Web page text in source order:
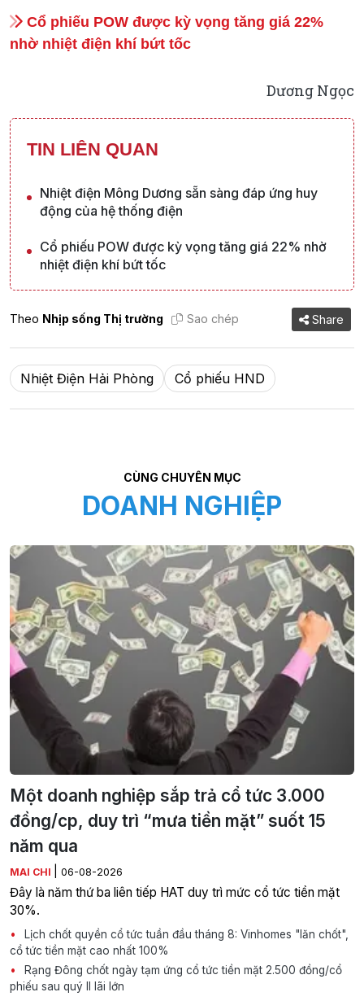
Cổ phiếu POW được kỳ vọng tăng giá 22%
nhờ nhiệt điện khí bứt tốc
Dương Ngọc
TIN LIÊN QUAN
Nhiệt điện Mông Dương sẵn sàng đáp ứng huy
động của hệ thống điện
Cổ phiếu POW được kỳ vọng tăng giá 22% nhờ
nhiệt điện khí bứt tốc
Theo Nhịp sống Thị trường Sao chép Share
Nhiệt Điện Hải Phòng Cổ phiếu HND
CÙNG CHUYÊN MỤC
DOANH NGHIỆP
Một doanh nghiệp sắp trả cổ tức 3.000
đồng/cp, duy trì “mưa tiền mặt” suốt 15
năm qua
MAI CHI 06-08-2026
Đây là năm thứ ba liên tiếp HAT duy trì mức cổ tức tiền mặt
30%.
Lịch chốt quyền cổ tức tuần đầu tháng 8: Vinhomes "lăn chốt",
cổ tức tiền mặt cao nhất 100%
Rạng Đông chốt ngày tạm ứng cổ tức tiền mặt 2.500 đồng/cổ
phiếu sau quý II lãi lớn